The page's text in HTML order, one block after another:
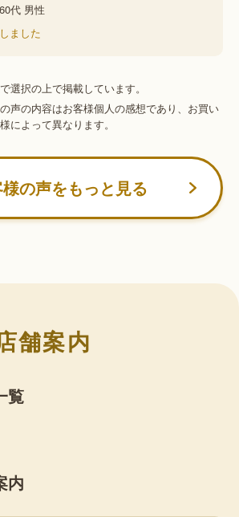
60代 男性
ました
選択の上で掲載しています。
声の内容はお客様個人の感想であり、お買い
によって異なります。
の声をもっと見る
舗案内
覧
内